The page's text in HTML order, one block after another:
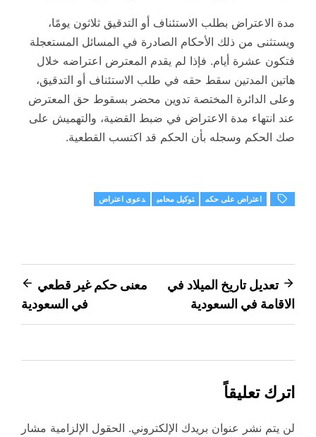
مدة الاعتراض بطلب الاستئناف أو التدقيق ثلاثون يومًا،
ويستثنى من ذلك الأحكام الصادرة في المسائل المستعجلة
فتكون عشرة أيام. فإذا لم يقدم المعترض اعتراضه خلال
هاتين المدتين سقط حقه في طلب الاستئناف أو التدقيق،
وعلى الدائرة المختصة تدوين محضر بسقوط حق المعترض
عند انتهاء مدة الاعتراض في ضبط القضية، والتهميش على
صك الحكم وسجله بأن الحكم قد اكتسب القطعية.
اعتراض على حكم توكيل محامي دعوى اعتراض
تصفّح
المقالات
تعديل تاريخ الميلاد في
الاقامة في السعودية
معنى حكم غير قطعي
في السعودية
اترك تعليقاً
لن يتم نشر عنوان بريدك الإلكتروني. الحقول الإلزامية مشار